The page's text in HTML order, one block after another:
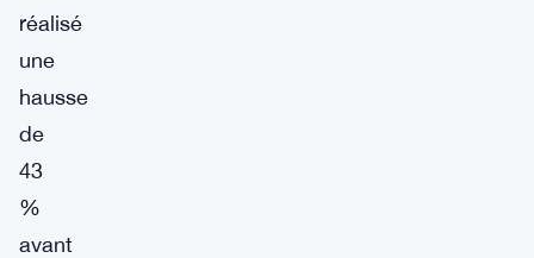
réalisé
une
hausse
de
43
%
avant